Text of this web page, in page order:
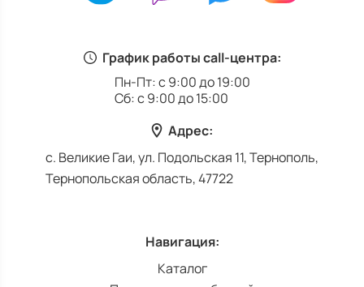
График работы call-центра:
Пн-Пт: с 9:00 до 19:00
Сб: с 9:00 до 15:00
Адрес:
с. Великие Гаи, ул. Подольская 11, Тернополь,
Тернопольская область, 47722
Навигация:
Каталог